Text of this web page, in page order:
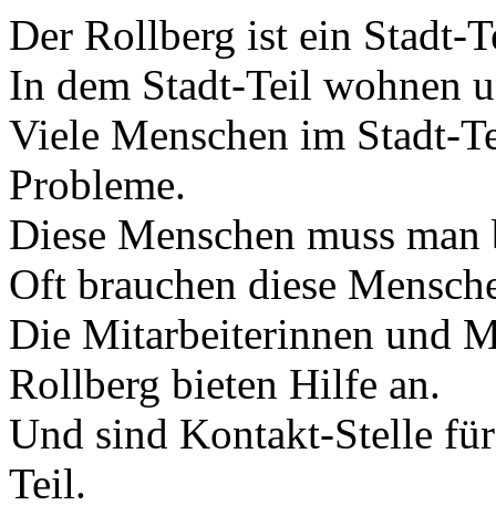
Der Rollberg ist ein
In dem Stadt-Teil wohnen
Viele Menschen im Stadt-
Probleme.
Diese Menschen muss man
Oft brauchen diese
Die Mitarbeiterinnen und
Rollberg bieten Hilfe an.
Und sind Kontakt-Stelle
Teil.